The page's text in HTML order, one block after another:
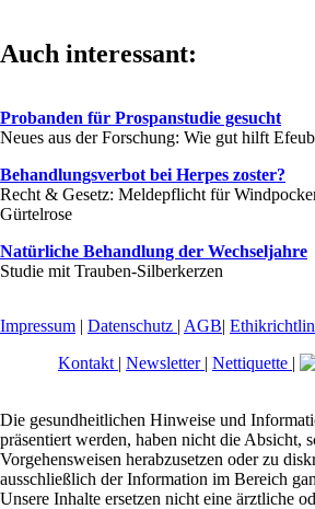
Auch interessant:
Probanden für Prospanstudie gesucht
Neues aus der Forschung: Wie gut hilft
Behandlungsverbot bei Herpes zoster?
Recht & Gesetz: Meldepflicht für
Gürtelrose
Natürliche Behandlung der Wechseljahre
Studie mit Trauben-Silberkerzen
Impressum | Datenschutz | AGB|
Kontakt | Newsletter | Nettiquette |
Die gesundheitlichen Hinweise und
präsentiert werden, haben nicht die Absicht,
Vorgehensweisen herabzusetzen oder zu
ausschließlich der Information im Bereich
Unsere Inhalte ersetzen nicht eine ärztliche